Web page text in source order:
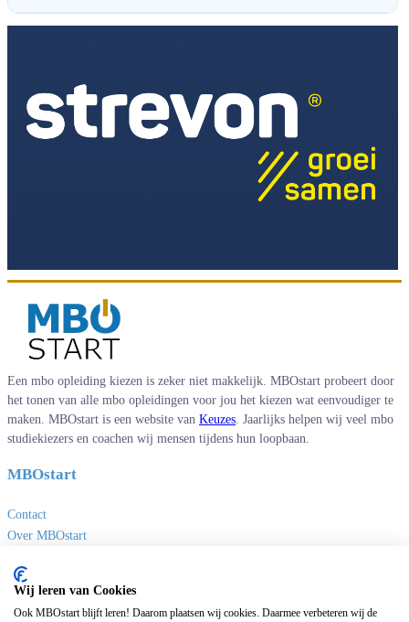
Een mbo opleiding kiezen is zeker niet makkelijk. MBOstart probeert door
het tonen van alle mbo opleidingen voor jou het kiezen wat eenvoudiger te
maken. MBOstart is een website van Keuzes . Jaarlijks helpen wij veel mbo
studiekiezers en coachen wij mensen tijdens hun loopbaan.
MBOstart
Contact
Over MBOstart
Disclaimer en privacy
MBO links
Wij leren van Cookies
Ook MBOstart blijft leren! Daarom plaatsen wij cookies. Daarmee verbeteren wij de